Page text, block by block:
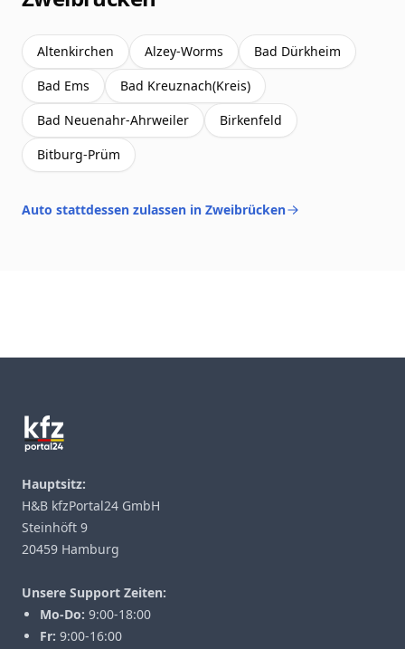
Altenkirchen Alzey-Worms
Bad Dürkheim
Bad Ems
Bad Kreuznach(Kreis)
Bad Neuenahr-Ahrweiler
Birkenfeld
Bitburg-Prüm
Auto stattdessen zulassen in Zweibrücken
Hauptsitz:
H&B kfzPortal24 GmbH
Steinhöft 9
20459 Hamburg
Unsere Support Zeiten:
Mo-Do: 9:00-18:00
Fr: 9:00-16:00